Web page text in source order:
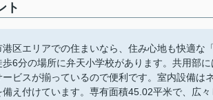
ト
港区エリアでの住まいなら、住み心地も快適
歩6分の場所に弁天小学校があります。共用部
ービスが揃っているので便利です。室内設備は
備え付けています。専有面積45.02平米で、広